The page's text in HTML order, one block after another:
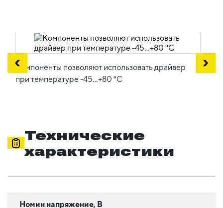
Компоненты позволяют использовать драйвер
при температуре -45...+80 °C
Технические
характеристики
Номин напряжение, В